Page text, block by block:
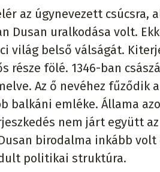
az úgynevezett
Dusan uralkodása volt.
világ belső válságát.
része fölé. 1346-ban
Az ő nevéhez fűződik
balkáni emléke. Állama
nem járt együtt
birodalma inkább
politikai struktúra.